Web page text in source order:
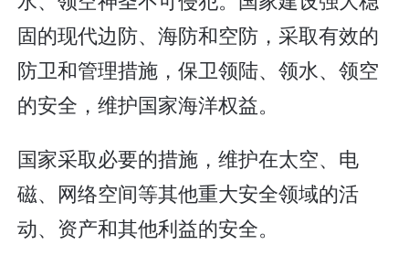
固的现代边防、海防和空防，采取有效的
防卫和管理措施，保卫领陆、领水、领空
的安全，维护国家海洋权益。
国家采取必要的措施，维护在太空、电
磁、网络空间等其他重大安全领域的活
动、资产和其他利益的安全。